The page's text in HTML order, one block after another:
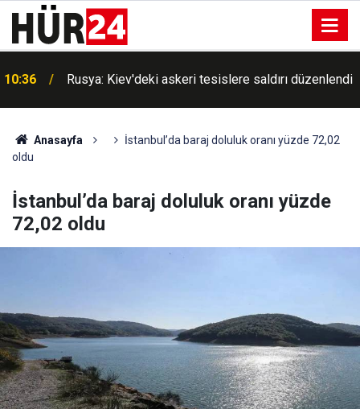
10:36 Rusya: Kiev'deki askeri tesislere saldırı düzenlendi
Anasayfa
İstanbul’da baraj doluluk oranı yüzde 72,02
oldu
İstanbul’da baraj doluluk oranı yüzde
72,02 oldu